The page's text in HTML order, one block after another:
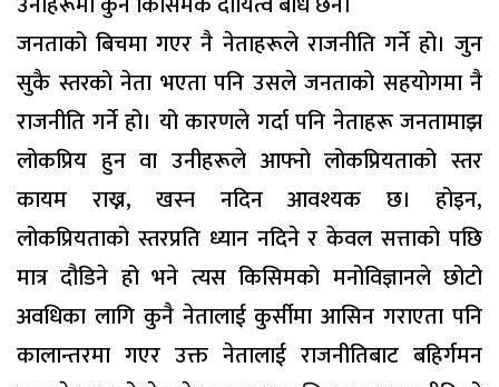
जनताको बिचमा गएर नै नेताहरूले राजनीति गर्ने हो। जुन
सुकै स्तरको नेता भएता पनि उसले जनताको सहयोगमा नै
राजनीति गर्ने हो। यो कारणले गर्दा पनि नेताहरू जनतामाझ
लोकप्रिय हुन वा उनीहरूले आफ्नो लोकप्रियताको स्तर
कायम राख्न, खस्न नदिन आवश्यक छ। होइन,
लोकप्रियताको स्तरप्रति ध्यान नदिने र केवल सत्ताको पछि
मात्र दौडिने हो भने त्यस किसिमको मनोविज्ञानले छोटो
अवधिका लागि कुनै नेतालाई कुर्सीमा आसिन गराएता पनि
कालान्तरमा गएर उक्त नेतालाई राजनीतिबाट बहिर्गमन